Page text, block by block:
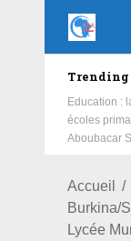
Trending
Education :
écoles
Aboubacar
Accueil
Burkina/
Lycée